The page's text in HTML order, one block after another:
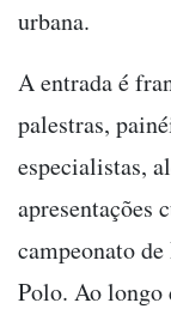
urbana.
A entrada é
palestras,
especialistas,
apresentações
campeonato
Polo. Ao longo